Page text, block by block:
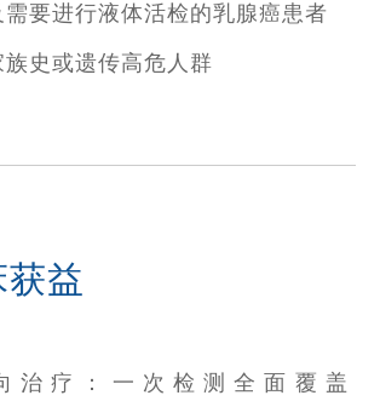
要进行液体活检的乳腺癌患者
史或遗传高危人群
益
治疗：一次检测全面覆盖